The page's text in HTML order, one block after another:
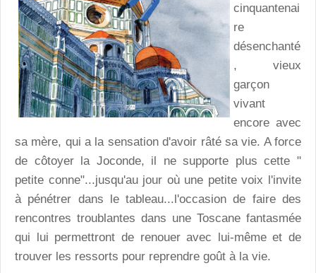
cinquantenai
re
désenchanté
, vieux
garçon
vivant
encore avec
sa mère, qui a la sensation d'avoir râté sa vie. A force
de côtoyer la Joconde, il ne supporte plus cette "
petite conne"...jusqu'au jour où une petite voix l'invite
à pénétrer dans le tableau...l'occasion de faire des
rencontres troublantes dans une Toscane fantasmée
qui lui permettront de renouer avec lui-même et de
trouver les ressorts pour reprendre goût à la vie.